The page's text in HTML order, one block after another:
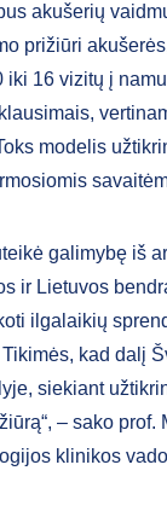
akušerių
prižiūri
16 vizitų į
modelis
galimybę iš
ir Lietuvos
ilgalaikių
kad dalį
siekiant
– sako prof.
klinikos